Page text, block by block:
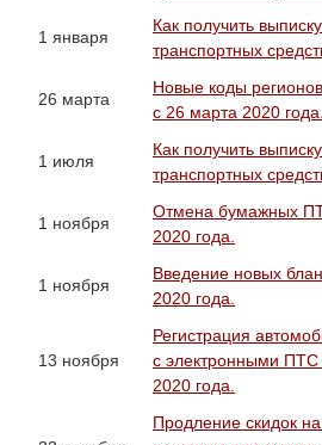
1 января
Как получить
транспортных
26 марта
Новые коды
с 26 марта 2020 года.
1 июля
Как получить
транспортных
1 ноября
Отмена бумажных
2020 года.
1 ноября
Введение новых
2020 года.
13 ноября
Регистрация
с электронными ПТС
2020 года.
Продление скидок